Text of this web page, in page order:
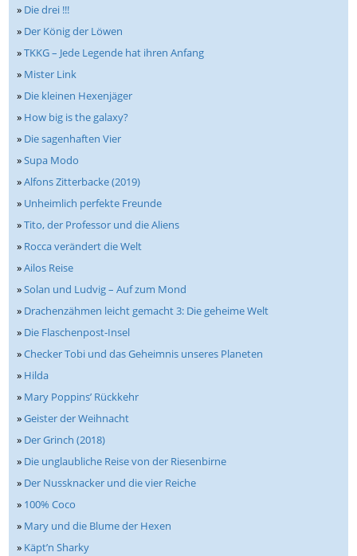
» Die drei !!!
» Der König der Löwen
»TKKG – Jede Legende hat ihren Anfang
» Mister Link
» Die kleinen Hexenjäger
» How big is the galaxy?
» Die sagenhaften Vier
»Supa Modo
»Alfons Zitterbacke (2019)
» Unheimlich perfekte Freunde
»Tito, der Professor und die Aliens
» Rocca verändert die Welt
»Ailos Reise
»Solan und Ludvig – Auf zum Mond
» Drachenzähmen leicht gemacht 3: Die geheime Welt
» Die Flaschenpost-Insel
»Checker Tobi und das Geheimnis unseres Planeten
» Hilda
» Mary Poppins’ Rückkehr
»Geister der Weihnacht
» Der Grinch (2018)
» Die unglaubliche Reise von der Riesenbirne
» Der Nussknacker und die vier Reiche
» 100% Coco
» Mary und die Blume der Hexen
» Käpt’n Sharky